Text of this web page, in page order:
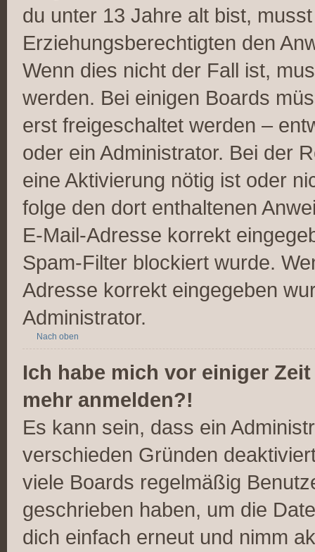
du unter 13 Jahre alt bist,
Erziehungsberechtigten den
Wenn dies nicht der Fall ist,
werden. Bei einigen Boards
erst freigeschaltet werden –
oder ein Administrator. Bei der
eine Aktivierung nötig ist oder
folge den dort enthaltenen
E-Mail-Adresse korrekt
Spam-Filter blockiert wurde.
Adresse korrekt eingegeben
Administrator.
Nach oben
Ich habe mich vor einiger
mehr anmelden?!
Es kann sein, dass ein
verschieden Gründen
viele Boards regelmäßig
geschrieben haben, um die
dich einfach erneut und nimm